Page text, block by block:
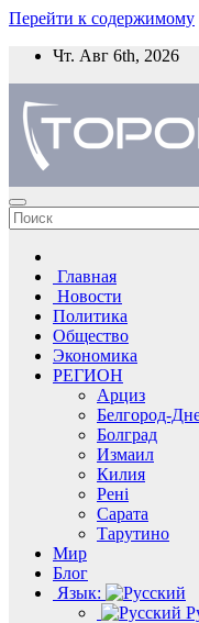
Перейти к содержимому
Чт. Авг 6th, 2026
Главная
Новости
Политика
Общество
Экономика
РЕГИОН
Арциз
Белгород-
Болград
Измаил
Килия
Рені
Сарата
Тарутино
Мир
Блог
Язык: